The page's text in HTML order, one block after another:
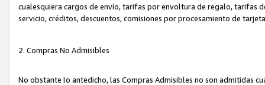
cualesquiera cargos de envío, tarifas por envoltura de regalo, tarifas
servicio, créditos, descuentos, comisiones por procesamiento de
2. Compras No Admisibles
No obstante lo antedicho, las Compras Admisibles no son admitidas